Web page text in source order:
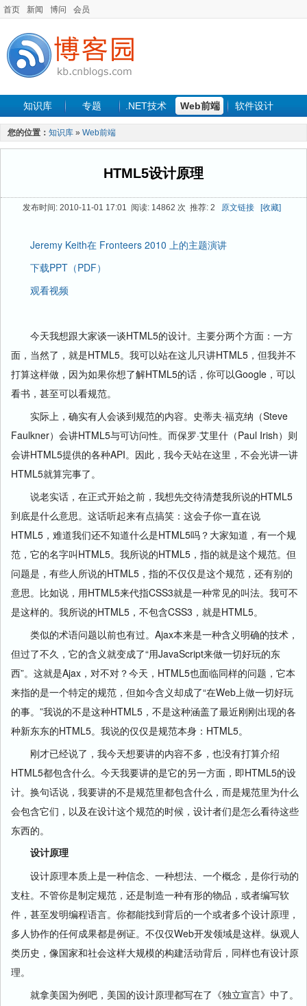
首页 新闻 博问 会员
知识库 专题 .NET技术 Web前端 软件设计
手机开发 软件工程
最新文章
您的位置： 知识库 » Web前端
HTML5设计原理
发布时间: 2010-11-01 17:01 阅读: 14862 次 推荐: 2 原文链接 [收藏]
Jeremy Keith在 Fronteers 2010 上的主题演讲
下载PPT（PDF）
观看视频
今天我想跟大家谈一谈HTML5的设计。主要分两个方面：一方
面，当然了，就是HTML5。我可以站在这儿只讲HTML5，但我并不
打算这样做，因为如果你想了解HTML5的话，你可以Google，可以
看书，甚至可以看规范。
实际上，确实有人会谈到规范的内容。史蒂夫·福克纳（Steve
Faulkner）会讲HTML5与可访问性。而保罗·艾里什（Paul Irish）则
会讲HTML5提供的各种API。因此，我今天站在这里，不会光讲一讲
HTML5就算完事了。
说老实话，在正式开始之前，我想先交待清楚我所说的HTML5
到底是什么意思。这话听起来有点搞笑：这会子你一直在说
HTML5，难道我们还不知道什么是HTML5吗？大家知道，有一个规
范，它的名字叫HTML5。我所说的HTML5，指的就是这个规范。但
问题是，有些人所说的HTML5，指的不仅仅是这个规范，还有别的
意思。比如说，用HTML5来代指CSS3就是一种常见的叫法。我可不
是这样的。我所说的HTML5，不包含CSS3，就是HTML5。
类似的术语问题以前也有过。Ajax本来是一种含义明确的技术，
但过了不久，它的含义就变成了“用JavaScript来做一切好玩的东
西”。这就是Ajax，对不对？今天，HTML5也面临同样的问题，它本
来指的是一个特定的规范，但如今含义却成了“在Web上做一切好玩
的事。”我说的不是这种HTML5，不是这种涵盖了最近刚刚出现的各
种新东东的HTML5。我说的仅仅是规范本身：HTML5。
刚才已经说了，我今天想要讲的内容不多，也没有打算介绍
HTML5都包含什么。今天我要讲的是它的另一方面，即HTML5的设
计。换句话说，我要讲的不是规范里都包含什么，而是规范里为什么
会包含它们，以及在设计这个规范的时候，设计者们是怎么看待这些
东西的。
设计原理
设计原理本质上是一种信念、一种想法、一个概念，是你行动的
支柱。不管你是制定规范，还是制造一种有形的物品，或者编写软
件，甚至发明编程语言。你都能找到背后的一个或者多个设计原理，
多人协作的任何成果都是例证。不仅仅Web开发领域是这样。纵观人
类历史，像国家和社会这样大规模的构建活动背后，同样也有设计原
理。
就拿美国为例吧，美国的设计原理都写在了《独立宣言》中了。